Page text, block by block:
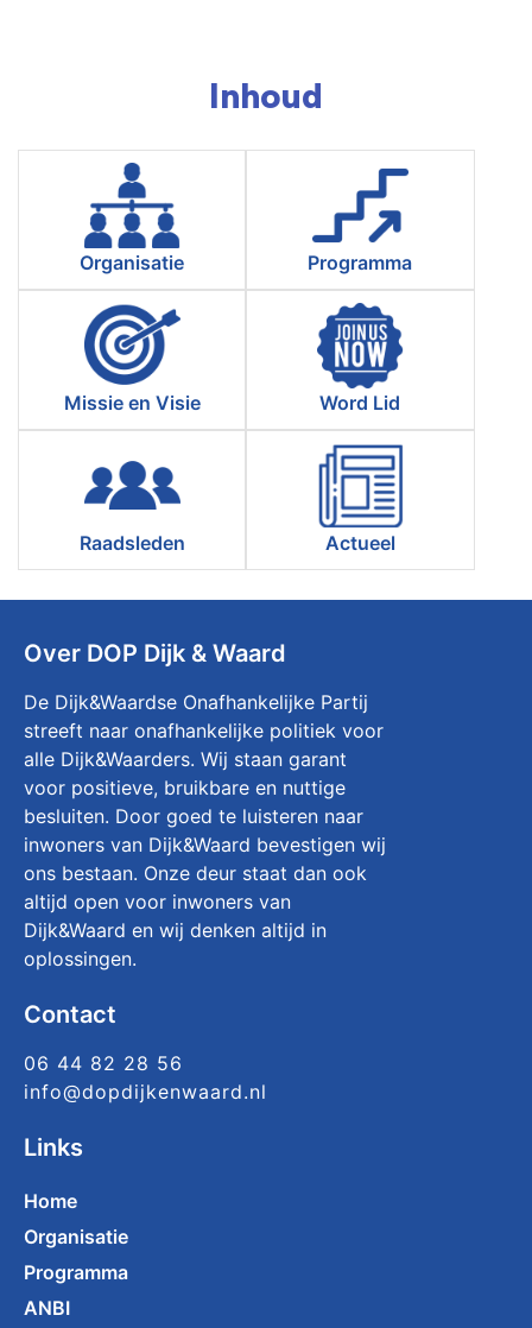
Inhoud
Organisatie Programma
Missie en Visie Word Lid
Raadsleden Actueel
Over DOP Dijk & Waard
De Dijk&Waardse Onafhankelijke Partij
streeft naar onafhankelijke politiek voor
alle Dijk&Waarders. Wij staan garant
voor positieve, bruikbare en nuttige
besluiten. Door goed te luisteren naar
inwoners van Dijk&Waard bevestigen wij
ons bestaan. Onze deur staat dan ook
altijd open voor inwoners van
Dijk&Waard en wij denken altijd in
oplossingen.
Contact
06 44 82 28 56
info@dopdijkenwaard.nl
Links
Home
Organisatie
Programma
ANBI